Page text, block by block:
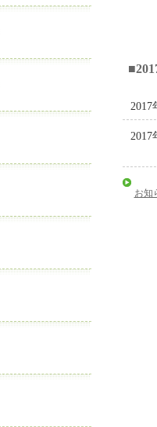
2017
2017
お知